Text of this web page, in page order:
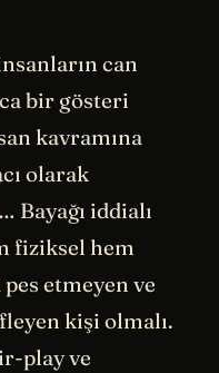
can
bir gösteri
kavramına
olarak
Bayağı iddialı
fiziksel hem
etmeyen ve
kişi olmalı.
play ve